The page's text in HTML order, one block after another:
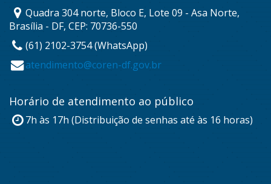
Quadra 304 norte, Bloco E, Lote 09 - Asa Norte,
Brasília - DF, CEP: 70736-550
(61) 2102-3754 (WhatsApp)
atendimento@coren-df.gov.br
Horário de atendimento ao público
7h às 17h (Distribuição de senhas até às 16 horas)